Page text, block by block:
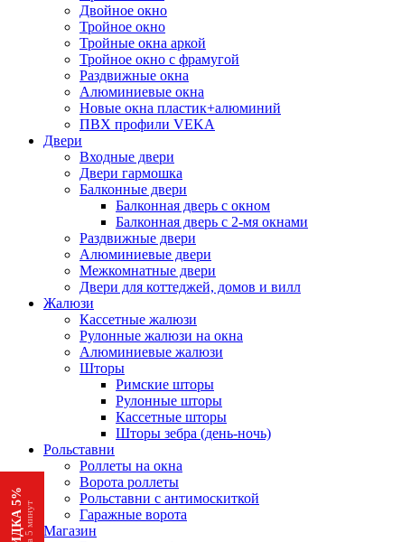
Двойное окно
Тройное окно
Тройные окна аркой
Тройное окно с фрамугой
Раздвижные окна
Алюминиевые окна
Новые окна пластик+алюминий
ПВХ профили VEKA
Двери
Входные двери
Двери гармошка
Балконные двери
Балконная дверь с окном
Балконная дверь с 2-мя окнами
Раздвижные двери
Алюминиевые двери
Межкомнатные двери
Двери для коттеджей, домов и вилл
Жалюзи
Кассетные жалюзи
Рулонные жалюзи на окна
Алюминиевые жалюзи
Шторы
Римские шторы
Рулонные шторы
Кассетные шторы
Шторы зебра (день-ночь)
Рольставни
Роллеты на окна
Ворота роллеты
Рольставни с антимоскиткой
Гаражные ворота
Магазин